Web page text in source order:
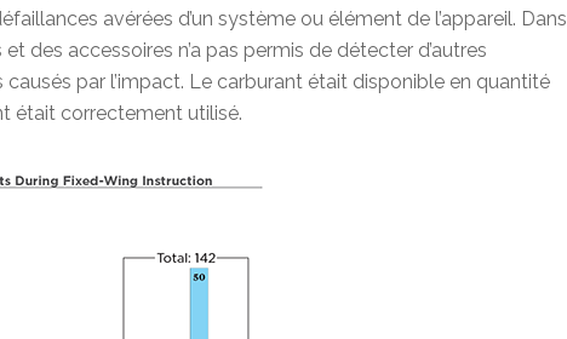
avérées d’un système ou élément de l’appareil. Dans
des accessoires n’a pas permis de détecter d’autres
par l’impact. Le carburant était disponible en quantité
était correctement utilisé.